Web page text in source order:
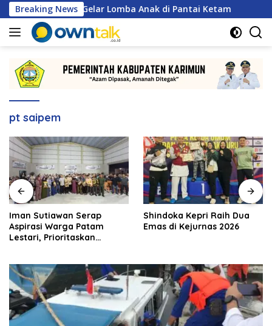
Langsung
ke
konten
Breaking News
Karimun Gelar Lomba Anak di Pantai Ketam
pt saipem
Iman Sutiawan Serap
Aspirasi Warga Patam
Lestari, Prioritaskan
Shindoka Kepri Raih Dua
Emas di Kejurnas 2026